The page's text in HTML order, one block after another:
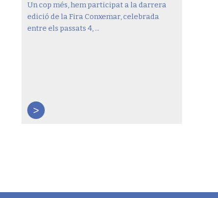
Un cop més, hem participat a la darrera
edició de la Fira Conxemar, celebrada
entre els passats 4, ...
>